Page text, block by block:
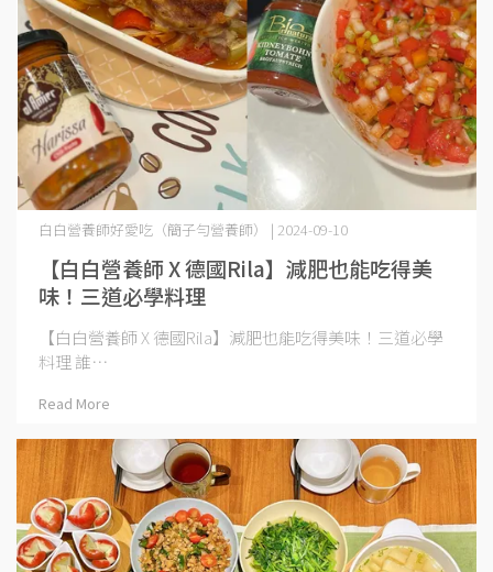
【白白營養師 X 德國Rila】減肥也能吃得美
味！三道必學料理
白白營養師好愛吃（簡子勻營養師） | 2024-09-10
【白白營養師 X 德國Rila】減肥也能吃得美味！三道必學
料理 誰⋯
Read More